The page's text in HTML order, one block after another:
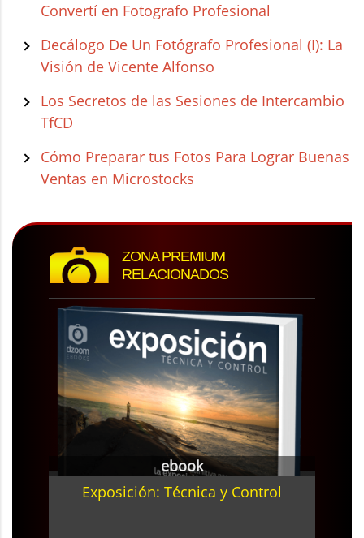
Convertí en Fotografo Profesional
Decálogo De Un Fotógrafo Profesional (I): La
Visión de Vicente Alfonso
Los Secretos de las Sesiones de Intercambio
TfCD
Cómo Preparar tus Fotos Para Lograr Buenas
Ventas en Microstocks
ZONA PREMIUM
RELACIONADOS
ebook
Exposición: Técnica y Control